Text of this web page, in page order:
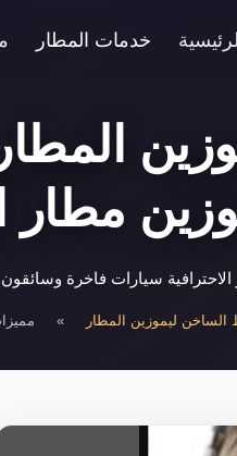
الرئيسية خدمات المطار
مطار
سيارات فاخرة
الساخن ليموزين المطار »